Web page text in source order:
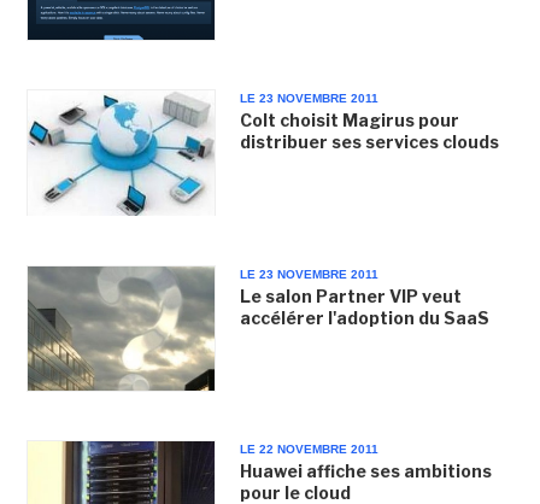
LE 23 NOVEMBRE 2011
Colt choisit Magirus pour
distribuer ses services clouds
LE 23 NOVEMBRE 2011
Le salon Partner VIP veut
accélérer l'adoption du SaaS
LE 22 NOVEMBRE 2011
Huawei affiche ses ambitions
pour le cloud